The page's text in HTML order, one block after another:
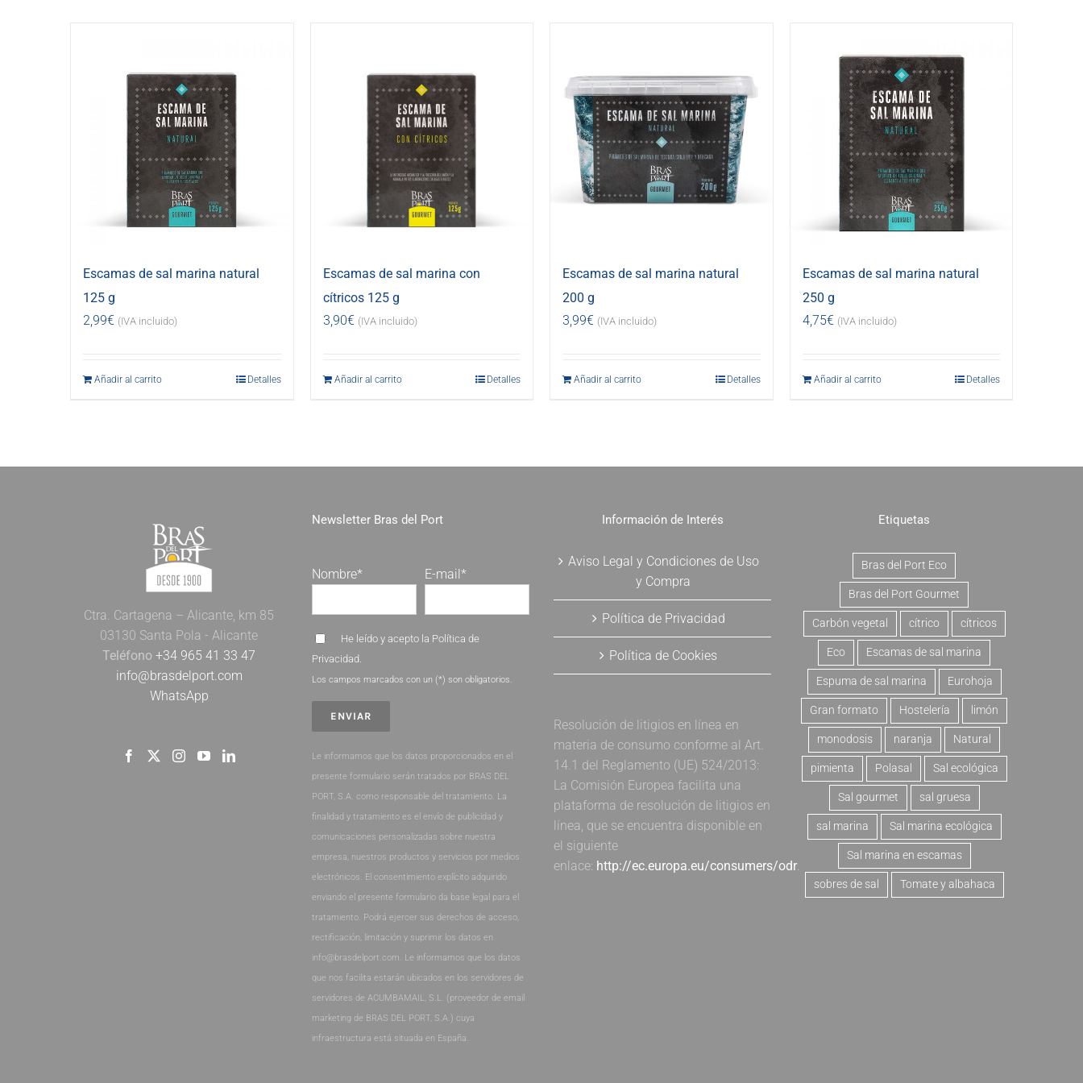
Escamas de sal marina natural
125 g
2,99€ (IVA incluido)
Añadir al carrito Detalles
Escamas de sal marina con
cítricos 125 g
3,90€ (IVA incluido)
Añadir al carrito Detalles
Escamas de sal marina natural
200 g
3,99€ (IVA incluido)
Añadir al carrito Detalles
Escamas de sal marina natural
250 g
4,75€ (IVA incluido)
Añadir al carrito Detalles
Ctra. Cartagena – Alicante, km 85
03130 Santa Pola - Alicante
Teléfono +34 965 41 33 47
info@brasdelport.com
WhatsApp
Newsletter Bras del Port
Nombre* E-mail*
He leído y acepto la Política de
Privacidad
Los campos marcados con un (*) son obligatorios.
Le informamos que los datos proporcionados en el
presente formulario serán tratados por BRAS DEL
PORT, S.A. como responsable del tratamiento. La
finalidad y tratamiento es el envío de publicidad y
comunicaciones personalizadas sobre nuestra
empresa, nuestros productos y servicios por medios
electrónicos. El consentimiento explícito adquirido
enviando el presente formulario da base legal para el
tratamiento. Podrá ejercer sus derechos de acceso,
rectificación, limitación y suprimir los datos en
info@brasdelport.com. Le informamos que los datos
que nos facilita estarán ubicados en los servidores de
servidores de ACUMBAMAIL, S.L. (proveedor de email
marketing de BRAS DEL PORT, S.A.) cuya
infraestructura está situada en España.
Información de Interés
Aviso Legal y Condiciones de Uso
y Compra
Política de Privacidad
Política de Cookies
Resolución de litigios en línea en
materia de consumo conforme al Art.
14.1 del Reglamento (UE) 524/2013:
La Comisión Europea facilita una
plataforma de resolución de litigios en
línea, que se encuentra disponible en
el siguiente
enlace: http://ec.europa.eu/consumers/odr
Etiquetas
Bras del Port Eco
Bras del Port Gourmet
Carbón vegetal cítrico cítricos
Eco Escamas de sal marina
Espuma de sal marina Eurohoja
Gran formato Hostelería limón
monodosis naranja Natural
pimienta Polasal Sal ecológica
Sal gourmet sal gruesa
sal marina Sal marina ecológica
Sal marina en escamas
sobres de sal Tomate y albahaca